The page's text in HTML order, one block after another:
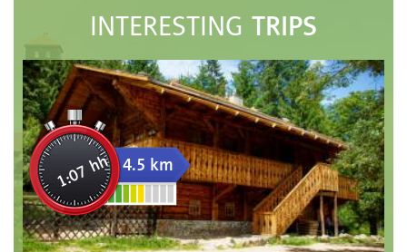
INTERESTING TRIPS
1:07 hh 4.5 km